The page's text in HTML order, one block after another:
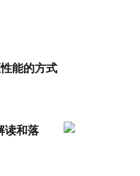
能的方式
读和落